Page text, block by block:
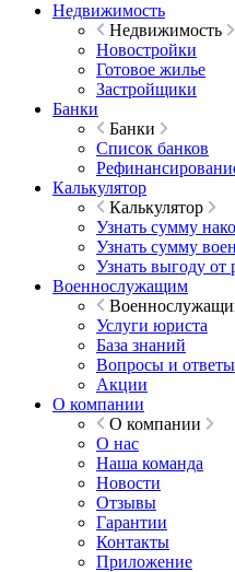
Недвижимость
Недвижимость
Новостройки
Готовое жилье
Застройщики
Банки
Банки
Список банков
Калькулятор
Калькулятор
Узнать сумму
Узнать сумму
Узнать выгоду от
Военнослужащим
Услуги юриста
База знаний
Вопросы и ответы
Акции
О компании
О компании
О нас
Наша команда
Новости
Отзывы
Гарантии
Контакты
Приложение